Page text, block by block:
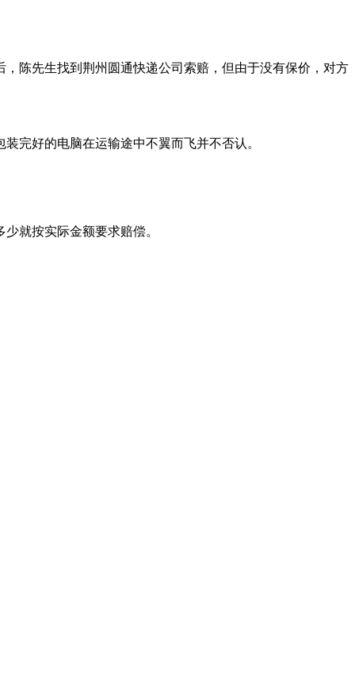
陈先生找到荆州圆通快递公司索赔，但由于没有保价，对方
完好的电脑在运输途中不翼而飞并不否认。
就按实际金额要求赔偿。